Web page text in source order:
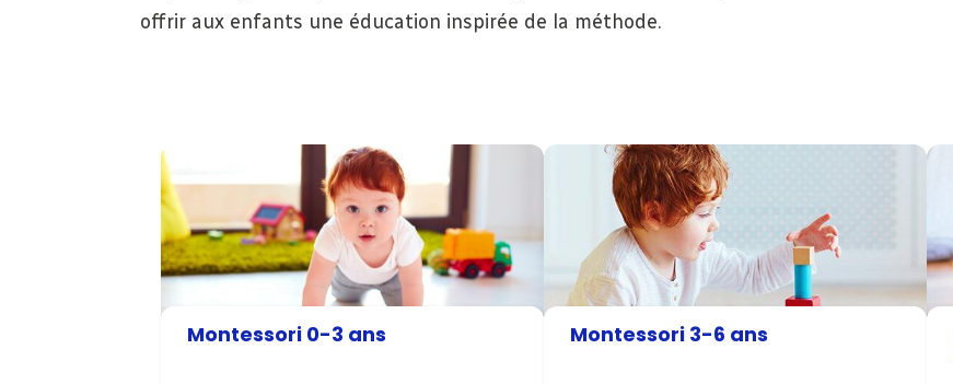
offrir aux enfants une éducation inspirée de la méthode.
Montessori 0-3 ans Montessori 3-6 ans